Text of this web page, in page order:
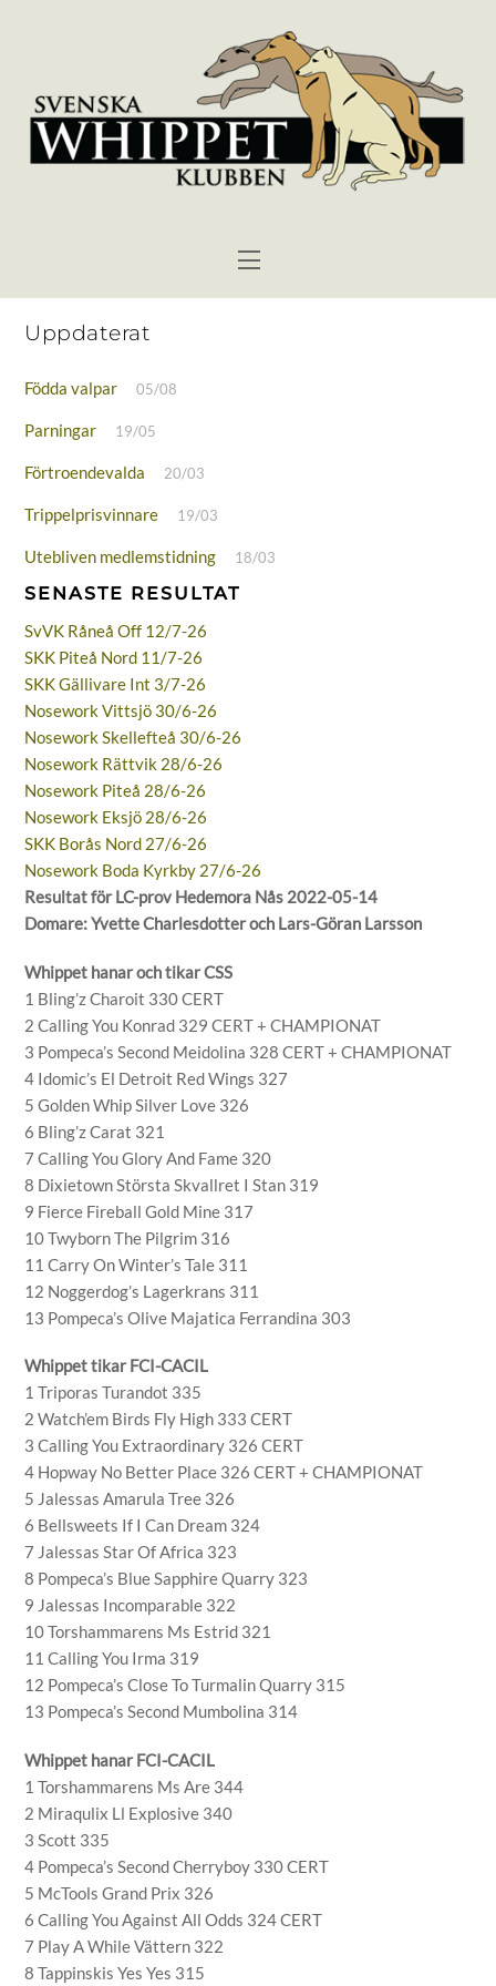
Menu
Uppdaterat
Födda valpar 05/08
Parningar 19/05
Förtroendevalda 20/03
Trippelprisvinnare 19/03
Utebliven medlemstidning 18/03
SENASTE RESULTAT
SvVK Råneå Off 12/7-26
SKK Piteå Nord 11/7-26
SKK Gällivare Int 3/7-26
Nosework Vittsjö 30/6-26
Nosework Skellefteå 30/6-26
Nosework Rättvik 28/6-26
Nosework Piteå 28/6-26
Nosework Eksjö 28/6-26
SKK Borås Nord 27/6-26
Nosework Boda Kyrkby 27/6-26
Resultat för LC-prov Hedemora Nås 2022-05-14
Domare: Yvette Charlesdotter och Lars-Göran Larsson
Whippet hanar och tikar CSS
1 Bling’z Charoit 330 CERT
2 Calling You Konrad 329 CERT + CHAMPIONAT
3 Pompeca’s Second Meidolina 328 CERT + CHAMPIONAT
4 Idomic’s El Detroit Red Wings 327
5 Golden Whip Silver Love 326
6 Bling’z Carat 321
7 Calling You Glory And Fame 320
8 Dixietown Största Skvallret I Stan 319
9 Fierce Fireball Gold Mine 317
10 Twyborn The Pilgrim 316
11 Carry On Winter’s Tale 311
12 Noggerdog’s Lagerkrans 311
13 Pompeca’s Olive Majatica Ferrandina 303
Whippet tikar FCI-CACIL
1 Triporas Turandot 335
2 Watch’em Birds Fly High 333 CERT
3 Calling You Extraordinary 326 CERT
4 Hopway No Better Place 326 CERT + CHAMPIONAT
5 Jalessas Amarula Tree 326
6 Bellsweets If I Can Dream 324
7 Jalessas Star Of Africa 323
8 Pompeca’s Blue Sapphire Quarry 323
9 Jalessas Incomparable 322
10 Torshammarens Ms Estrid 321
11 Calling You Irma 319
12 Pompeca’s Close To Turmalin Quarry 315
13 Pompeca’s Second Mumbolina 314
Whippet hanar FCI-CACIL
1 Torshammarens Ms Are 344
2 Miraqulix Ll Explosive 340
3 Scott 335
4 Pompeca’s Second Cherryboy 330 CERT
5 McTools Grand Prix 326
6 Calling You Against All Odds 324 CERT
7 Play A While Vättern 322
8 Tappinskis Yes Yes 315